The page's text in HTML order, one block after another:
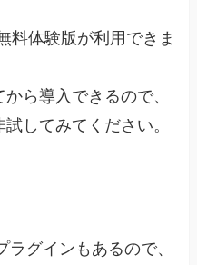
料体験版が利用できま
ら導入できるので、
してみてください。
グインもあるので、